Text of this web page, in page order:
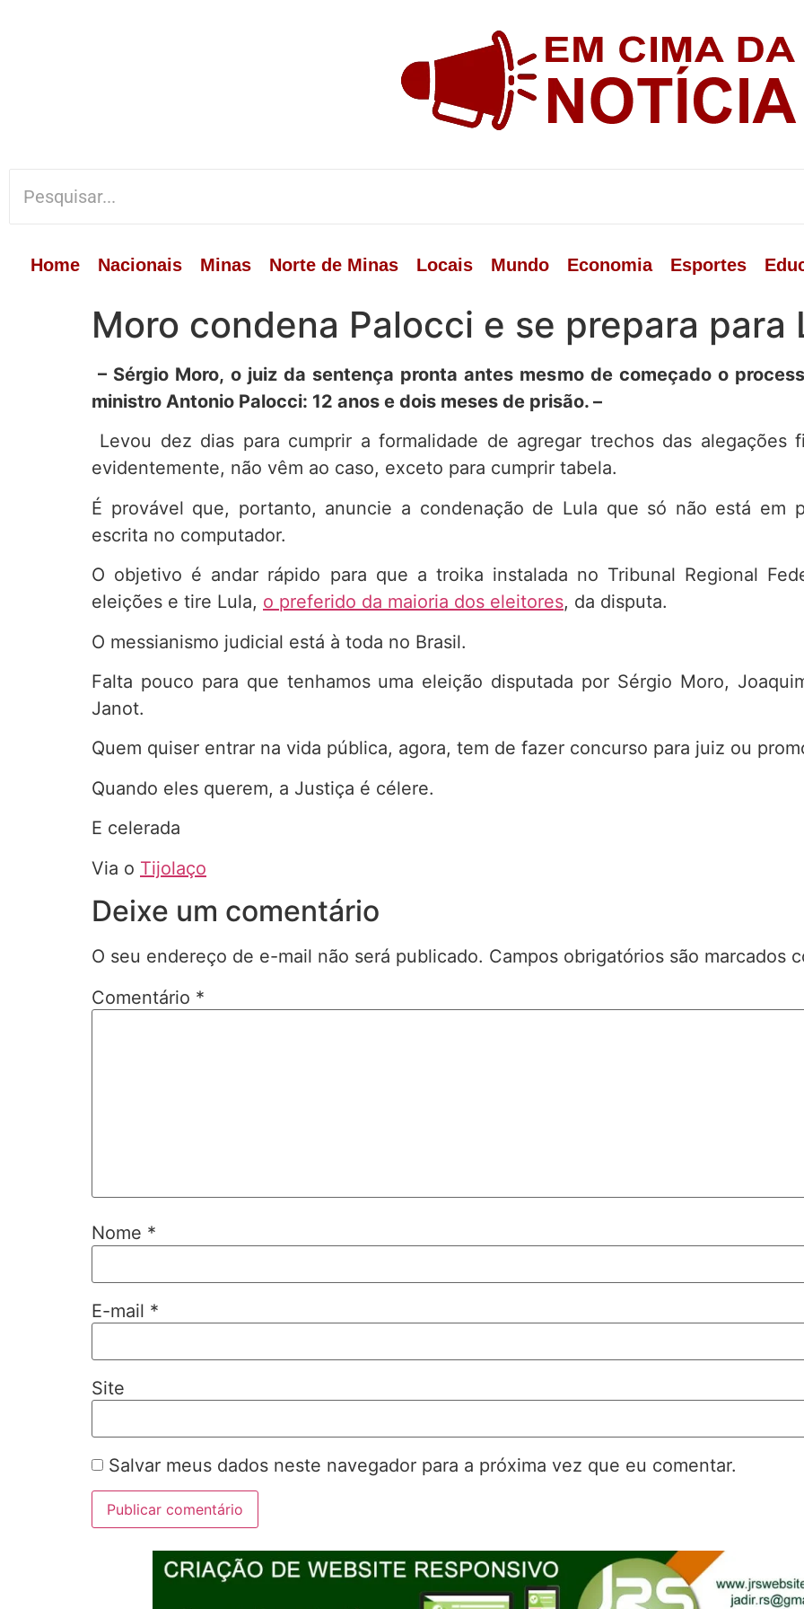
Home Nacionais Minas Norte de Minas Locais Mundo Economia Esportes
Moro condena Palocci e se prepara para
– Sérgio Moro, o juiz da sentença pronta antes mesmo de começado o
ministro Antonio Palocci: 12 anos e dois meses de prisão. –
Levou dez dias para cumprir a formalidade de agregar trechos das alegações
evidentemente, não vêm ao caso, exceto para cumprir tabela.
É provável que, portanto, anuncie a condenação de Lula que só não está em
escrita no computador.
O objetivo é andar rápido para que a troika instalada no Tribunal Regional
eleições e tire Lula, o preferido da maioria dos eleitores, da disputa.
O messianismo judicial está à toda no Brasil.
Falta pouco para que tenhamos uma eleição disputada por Sérgio Moro,
Janot.
Quem quiser entrar na vida pública, agora, tem de fazer concurso para juiz ou
Quando eles querem, a Justiça é célere.
E celerada
Via o Tijolaço
Deixe um comentário
O seu endereço de e-mail não será publicado. Campos obrigatórios são marcados
Comentário *
Nome *
E-mail *
Site
Salvar meus dados neste navegador para a próxima vez que eu comentar.